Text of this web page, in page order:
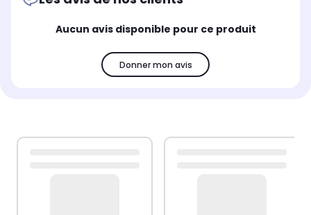
Aucun avis disponible pour ce produit
Donner mon avis